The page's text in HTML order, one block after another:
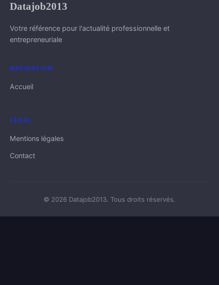
Datajob2013
Votre référence pour l'actualité professionnelle et
entrepreneuriale
NAVIGATION
Accueil
LÉGAL
Mentions légales
Contact
© 2026 Datajob2013. Tous droits réservés.